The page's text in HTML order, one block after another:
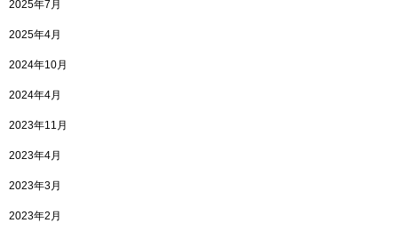
2025年7月
2025年4月
2024年10月
2024年4月
2023年11月
2023年4月
2023年3月
2023年2月